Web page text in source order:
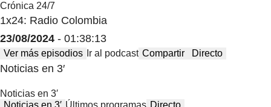
Crónica 24/7
1x24: Radio Colombia
23/08/2024 - 01:38:13
Ver más episodios Ir al podcast Compartir Directo
Noticias en 3′
Noticias en 3′